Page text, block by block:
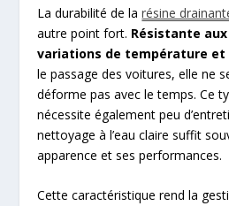
La durabilité de larésine
autre point fort. Résistante
variations de température et
le passage des voitures, elle ne
déforme pas avec le temps. Ce
nécessite également peu
nettoyage à l’eau claire suffit
apparence et ses performances.
Cette caractéristique rend la